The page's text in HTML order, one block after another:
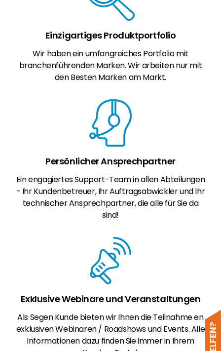
Einzigartiges Produktportfolio
Wir haben ein umfangreiches Portfolio mit
branchenführenden Marken. Wir arbeiten nur mit
den Besten Marken am Markt.
Persönlicher Ansprechpartner
Ein engagiertes Support-Team in allen Abteilungen
- Ihr Kundenbetreuer, Ihr Auftragsabwickler und Ihr
technischer Ansprechpartner, die alle für Sie da
sind!
Exklusive Webinare und Veranstaltungen
Als Segen Kunde bieten wir Ihnen die Teilnahme en
exklusiven Webinaren / Roadshows und Events. Alle
Informationen dazu finden Sie immer in Ihrem